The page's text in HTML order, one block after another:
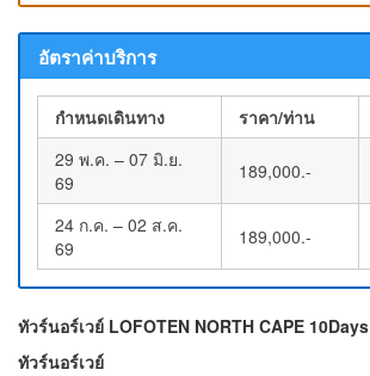
อัตราค่าบริการ
กำหนดเดินทาง ราคา/ท่าน
29 พ.ค. – 07 มิ.ย.
69
189,000.-
24 ก.ค. – 02 ส.ค.
69
189,000.-
ทัวร์นอร์เวย์ LOFOTEN NORTH CAPE 10Days
ทัวร์นอร์เวย์